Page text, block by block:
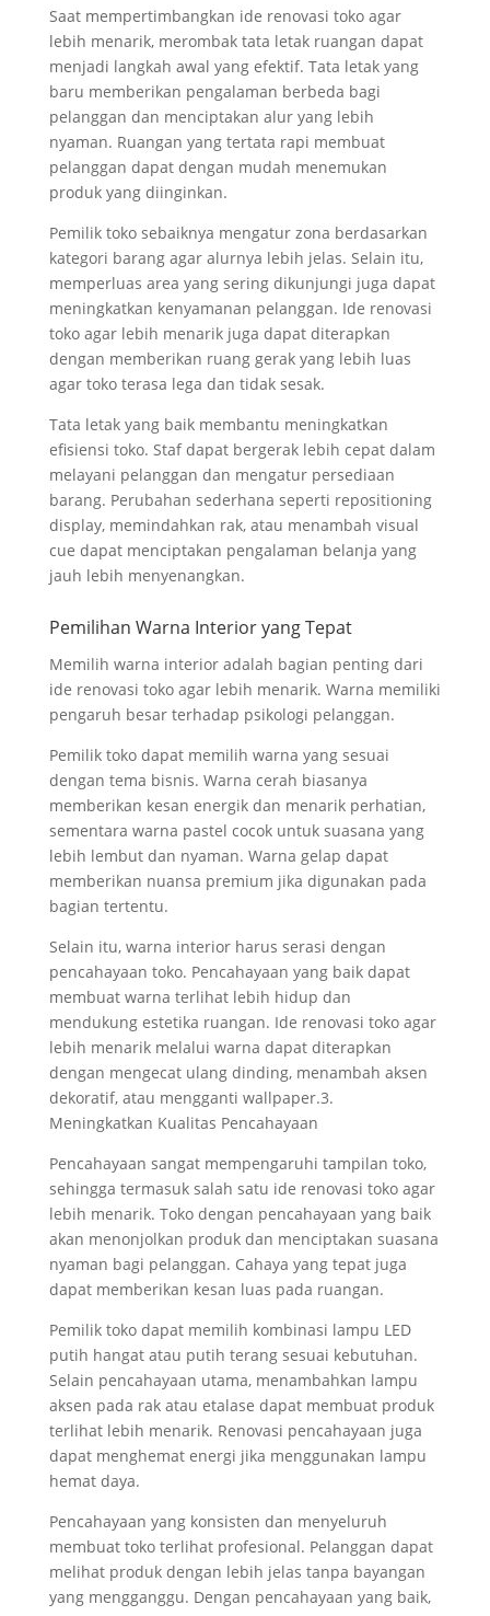
Saat mempertimbangkan ide renovasi toko agar
lebih menarik, merombak tata letak ruangan dapat
menjadi langkah awal yang efektif. Tata letak yang
baru memberikan pengalaman berbeda bagi
pelanggan dan menciptakan alur yang lebih
nyaman. Ruangan yang tertata rapi membuat
pelanggan dapat dengan mudah menemukan
produk yang diinginkan.
Pemilik toko sebaiknya mengatur zona berdasarkan
kategori barang agar alurnya lebih jelas. Selain itu,
memperluas area yang sering dikunjungi juga dapat
meningkatkan kenyamanan pelanggan. Ide renovasi
toko agar lebih menarik juga dapat diterapkan
dengan memberikan ruang gerak yang lebih luas
agar toko terasa lega dan tidak sesak.
Tata letak yang baik membantu meningkatkan
efisiensi toko. Staf dapat bergerak lebih cepat dalam
melayani pelanggan dan mengatur persediaan
barang. Perubahan sederhana seperti repositioning
display, memindahkan rak, atau menambah visual
cue dapat menciptakan pengalaman belanja yang
jauh lebih menyenangkan.
Pemilihan Warna Interior yang Tepat
Memilih warna interior adalah bagian penting dari
ide renovasi toko agar lebih menarik. Warna memiliki
pengaruh besar terhadap psikologi pelanggan.
Pemilik toko dapat memilih warna yang sesuai
dengan tema bisnis. Warna cerah biasanya
memberikan kesan energik dan menarik perhatian,
sementara warna pastel cocok untuk suasana yang
lebih lembut dan nyaman. Warna gelap dapat
memberikan nuansa premium jika digunakan pada
bagian tertentu.
Selain itu, warna interior harus serasi dengan
pencahayaan toko. Pencahayaan yang baik dapat
membuat warna terlihat lebih hidup dan
mendukung estetika ruangan. Ide renovasi toko agar
lebih menarik melalui warna dapat diterapkan
dengan mengecat ulang dinding, menambah aksen
dekoratif, atau mengganti wallpaper.3.
Meningkatkan Kualitas Pencahayaan
Pencahayaan sangat mempengaruhi tampilan toko,
sehingga termasuk salah satu ide renovasi toko agar
lebih menarik. Toko dengan pencahayaan yang baik
akan menonjolkan produk dan menciptakan suasana
nyaman bagi pelanggan. Cahaya yang tepat juga
dapat memberikan kesan luas pada ruangan.
Pemilik toko dapat memilih kombinasi lampu LED
putih hangat atau putih terang sesuai kebutuhan.
Selain pencahayaan utama, menambahkan lampu
aksen pada rak atau etalase dapat membuat produk
terlihat lebih menarik. Renovasi pencahayaan juga
dapat menghemat energi jika menggunakan lampu
hemat daya.
Pencahayaan yang konsisten dan menyeluruh
membuat toko terlihat profesional. Pelanggan dapat
melihat produk dengan lebih jelas tanpa bayangan
yang mengganggu. Dengan pencahayaan yang baik,